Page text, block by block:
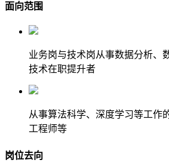
面向范围
业务岗与技术岗从事数据分析、
技术在职提升者
从事算法科学、深度学习等工作
工程师等
岗位去向